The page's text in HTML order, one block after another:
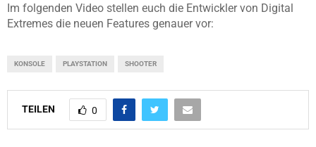
Im folgenden Video stellen euch die Entwickler von Digital
Extremes die neuen Features genauer vor:
KONSOLE PLAYSTATION SHOOTER
TEILEN 0